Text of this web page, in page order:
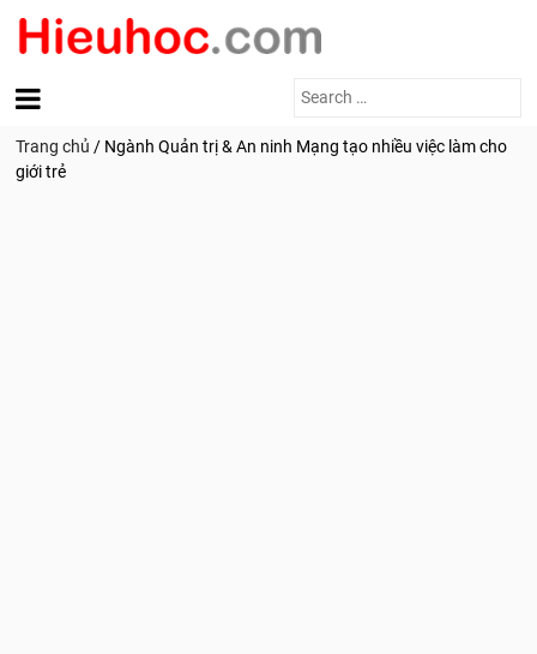
Search
Trang chủ / Ngành Quản trị & An ninh Mạng tạo nhiều việc làm cho
giới trẻ